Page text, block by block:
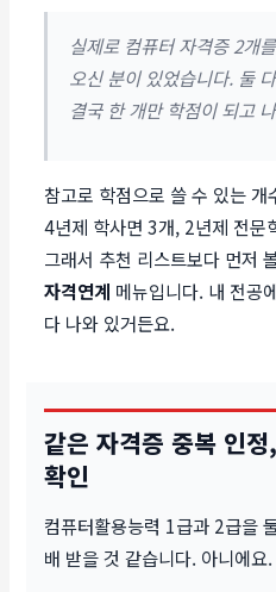
실제로 컴퓨터 자격증 2개
오신 분이 있었습니다. 둘
결국 한 개만 학점이 되고
참고로 학점으로 쓸 수 있는
4년제 학사면 3개, 2년제 전문
그래서 추천 리스트보다 먼저
자격연계 메뉴입니다. 내 전공
다 나와 있거든요.
같은 자격증 중복 인
확인
컴퓨터활용능력 1급과 2급을
배 받을 것 같습니다. 아니에요.